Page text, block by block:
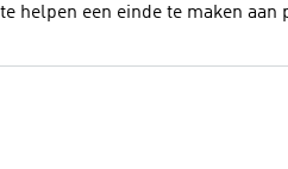
helpen een einde te maken aan